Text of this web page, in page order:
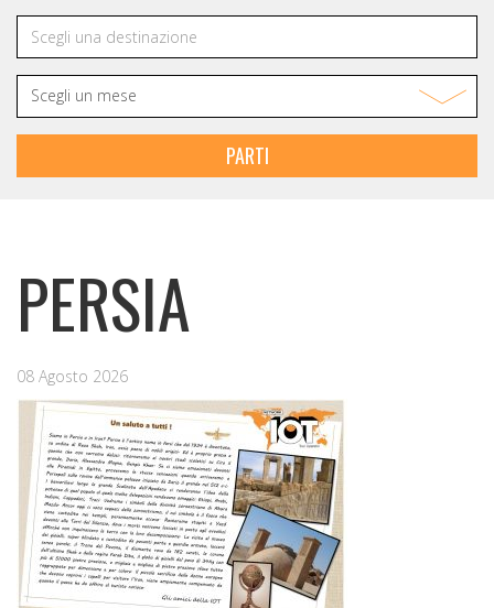
PARTI
PERSIA
08 Agosto 2026